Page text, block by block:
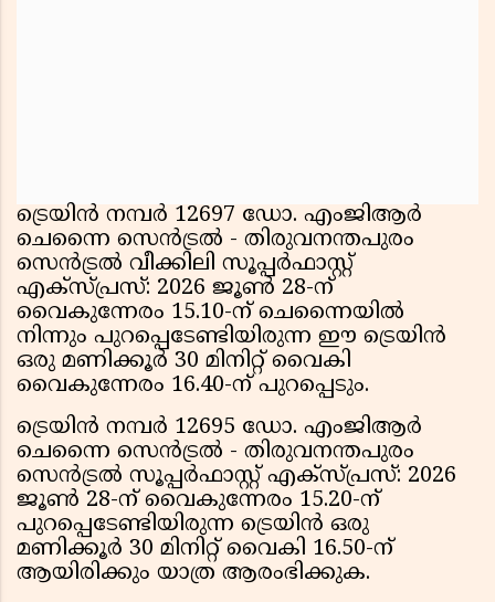
ട്രെയിൻ നമ്പർ 12697 ഡോ. എംജിആർ
ചെന്നൈ സെൻട്രൽ - തിരുവനന്തപുരം
സെൻട്രൽ വീക്കിലി സൂപ്പർഫാസ്റ്റ്
എക്സ്പ്രസ്: 2026 ജൂൺ 28-ന്
വൈകുന്നേരം 15.10-ന് ചെന്നൈയിൽ
നിന്നും പുറപ്പെടേണ്ടിയിരുന്ന ഈ ട്രെയിൻ
ഒരു മണിക്കൂർ 30 മിനിറ്റ് വൈകി
വൈകുന്നേരം 16.40-ന് പുറപ്പെടും.
ട്രെയിൻ നമ്പർ 12695 ഡോ. എംജിആർ
ചെന്നൈ സെൻട്രൽ - തിരുവനന്തപുരം
സെൻട്രൽ സൂപ്പർഫാസ്റ്റ് എക്സ്പ്രസ്: 2026
ജൂൺ 28-ന് വൈകുന്നേരം 15.20-ന്
പുറപ്പെടേണ്ടിയിരുന്ന ട്രെയിൻ ഒരു
മണിക്കൂർ 30 മിനിറ്റ് വൈകി 16.50-ന്
ആയിരിക്കും യാത്ര ആരംഭിക്കുക.